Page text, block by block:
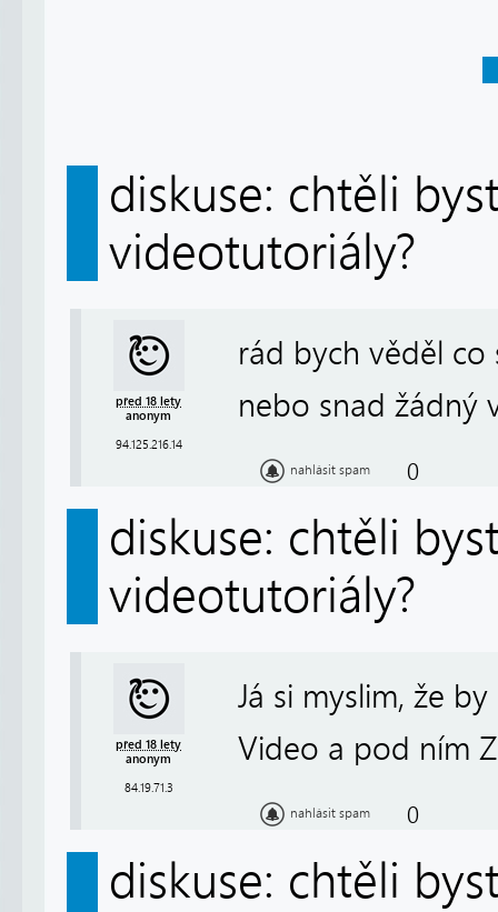
diskuse: chtěli
videotutoriály?
před 18 lety
anonym
94.125.216.14
rád bych věděl
nebo snad žádný
nahlásit spam 0
diskuse: chtěli
videotutoriály?
před 18 lety
anonym
84.19.71.3
Já si myslim, že
Video a pod ním
nahlásit spam 0
diskuse: chtěli